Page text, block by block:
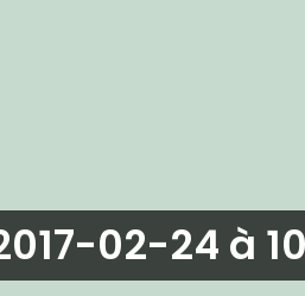
02-24 à